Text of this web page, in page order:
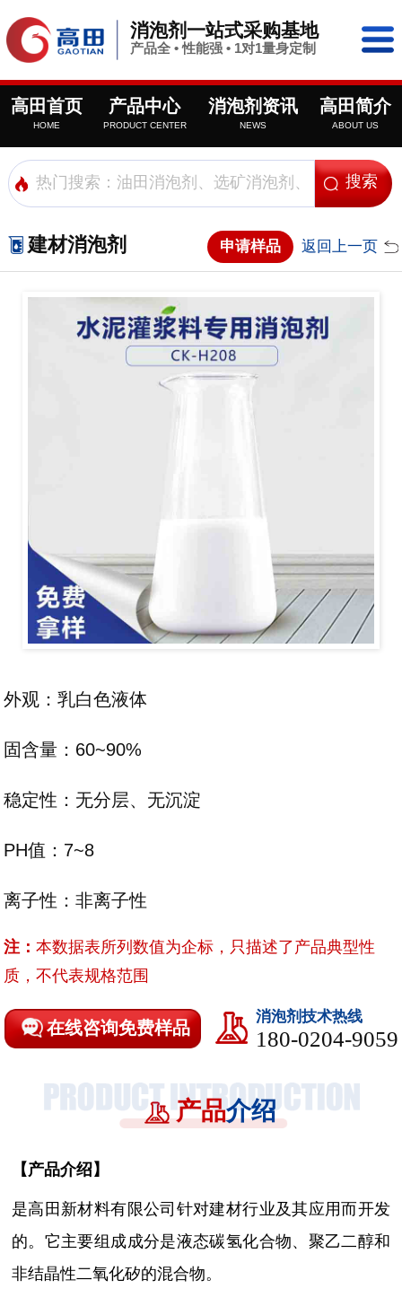
消泡剂一站式采购基地
产品全 • 性能强 • 1对1量身定制
高田首页
HOME
产品中心
PRODUCT CENTER
消泡剂资讯
NEWS
高田简介
ABOUT US
建材消泡剂 申请样品 返回上一页
外观：乳白色液体
固含量：60~90%
稳定性：无分层、无沉淀
PH值：7~8
离子性：非离子性
注：本数据表所列数值为企标，只描述了产品典型性
质，不代表规格范围
在线咨询免费样品
消泡剂技术热线
180-0204-9059
产品介绍
【产品介绍】
是高田新材料有限公司针对建材行业及其应用而开发
的。它主要组成成分是液态碳氢化合物、聚乙二醇和
非结晶性二氧化矽的混合物。